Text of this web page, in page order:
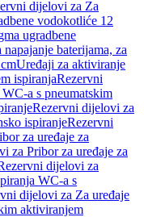
dijelovi za Za
vodokotliće 12
ugradbene
baterijama, za
Uređaji za aktiviranje
ispiranjaRezervni
a s pneumatskim
Rezervni dijelovi za
ispiranjeRezervni
za uređaje za
za Pribor za uređaje za
dijelovi za
WC-a s
dijelovi za Za uređaje
aktiviranjem